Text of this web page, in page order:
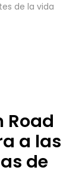
de la vida
Road
a las
de